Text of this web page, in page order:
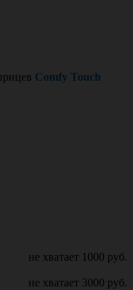
Comfy Touch
не хватает 1000 руб.
не хватает 3000 руб.